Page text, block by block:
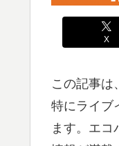
X
この記事は
特にライブ
ます。エ